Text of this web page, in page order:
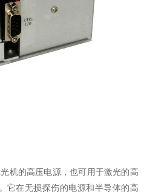
机的高压电源，也可用于激光的高
它在无损探伤的电源和半导体的高